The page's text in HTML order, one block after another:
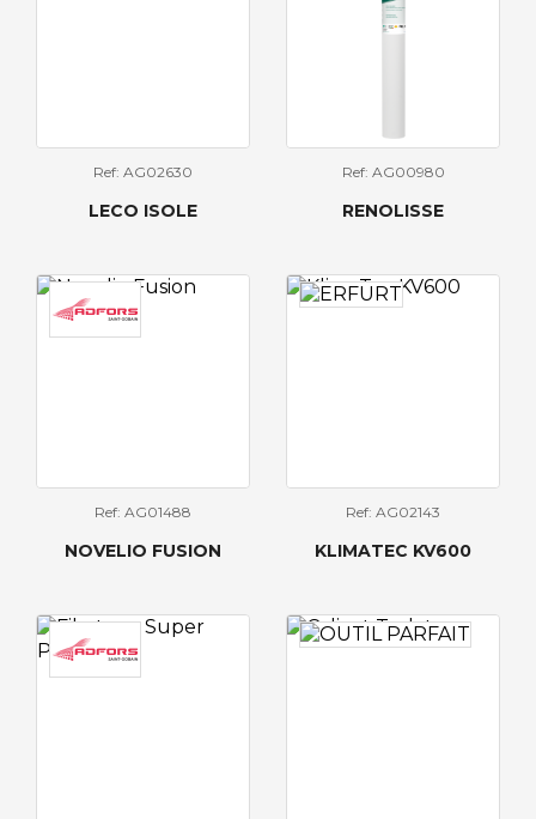
Ref: AG02630
LECO ISOLE
Ref: AG00980
RENOLISSE
Ref: AG01488
NOVELIO FUSION
Ref: AG02143
KLIMATEC KV600